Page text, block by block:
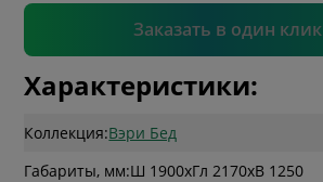
Заказать в один клик
Подтвердить
Характеристики:
Коллекция:Вэри Бед
Габариты, мм:Ш 1900xГл 2170xВ 1250